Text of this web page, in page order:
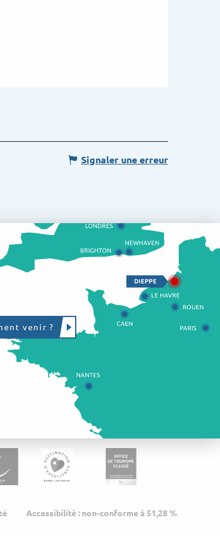
Signaler une erreur
venir ?
Accessibilité : non-conforme à 51,28 %